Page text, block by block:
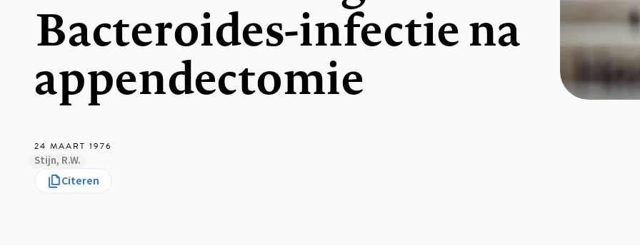
Bacteroides-infectie na
appendectomie
24 MAART 1976
Stijn, R.W.
Citeren